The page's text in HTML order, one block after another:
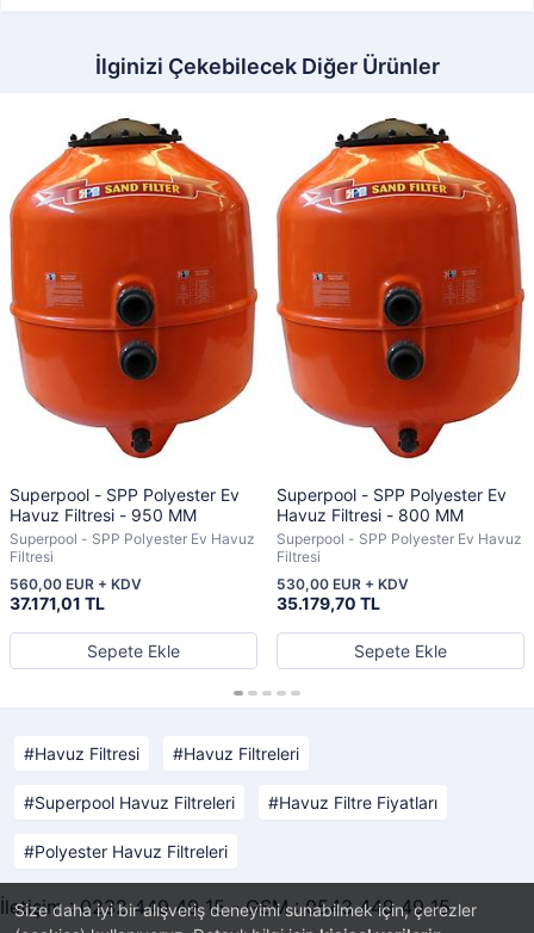
Size daha iyi bir alışveriş deneyimi sunabilmek için, çerezler
İlginizi Çekebilecek Diğer Ürünler
Superpool - SPP Polyester Ev
Havuz Filtresi - 950 MM
Superpool - SPP Polyester Ev Havuz
Filtresi
37.171,01 TL
560,00 EUR + KDV
Sepete Ekle
Superpool - SPP Polyester Ev
Havuz Filtresi - 800 MM
Superpool - SPP Polyester Ev Havuz
Filtresi
35.179,70 TL
530,00 EUR + KDV
Sepete Ekle
Havuz Filtresi Havuz Filtreleri
Superpool Havuz Filtreleri Havuz Filtre Fiyatları
Polyester Havuz Filtreleri
İletişim : 0232 449 49 15 - GSM : 0543 449 49 15